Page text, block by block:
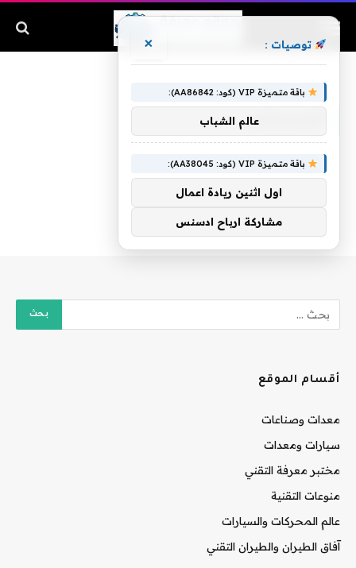
الكردستاني
أقسام الموقع
معدات وصناعات
سيارات ومعدات
مختبر معرفة التقني
منوعات التقنية
عالم المحركات والسيارات
آفاق الطيران والطيران التقني
توصيات : ×
باقة متميزة VIP (كود: AA86842):
عالم الشباب
باقة متميزة VIP (كود: AA38045):
اول اثنين ريادة اعمال
مشاركة ارباح ادسنس